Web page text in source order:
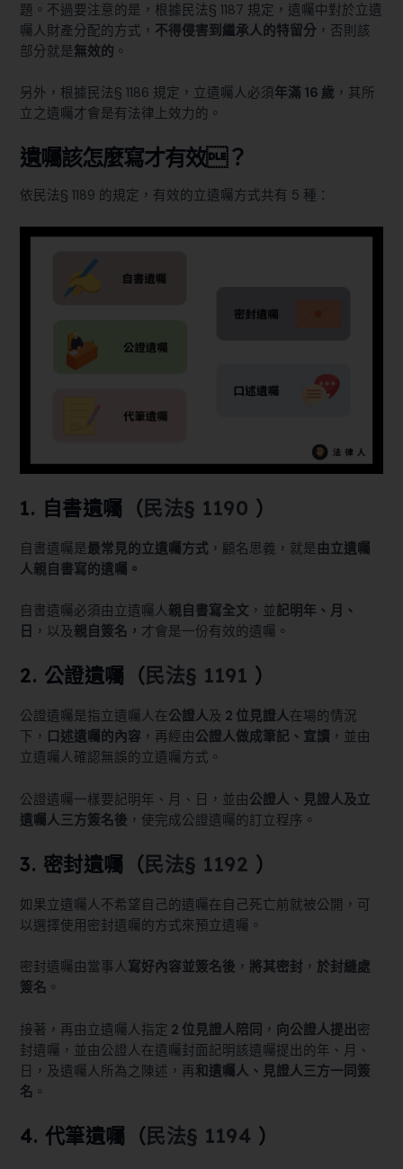
題。不過要注意的是，根據 民法§ 1187 規定，遺囑中對於立遺
囑人財產分配的方式， 不得侵害到繼承人的特留分 ，否則該
部分就是無效的 。
另外，根據 民法§ 1186 規定，立遺囑人必須年滿 16 歲 ，其所
立之遺囑才會是有法律上效力的。
遺囑該怎麼寫才有效？
依 民法§ 1189 的規定，有效的立遺囑方式共有 5 種：
1. 自書遺囑（民法§ 1190 ）
自書遺囑是最常見的立遺囑方式 ，顧名思義，就是由立遺囑
人親自書寫的遺囑。
自書遺囑必須由立遺囑人親自書寫全文 ，並記明年、月、
日 ，以及親自簽名， 才會是一份有效的遺囑。
2. 公證遺囑（民法§ 1191 ）
公證遺囑是指立遺囑人在公證人及 2 位見證人在場的情況
下， 口述遺囑的內容 ，再經由公證人做成筆記、宣讀 ，並由
立遺囑人確認無誤的立遺囑方式。
公證遺囑一樣要記明年、月、日，並由公證人、見證人及立
遺囑人三方簽名後 ，使完成公證遺囑的訂立程序。
3. 密封遺囑（民法§ 1192 ）
如果立遺囑人不希望自己的遺囑在自己死亡前就被公開，可
以選擇使用密封遺囑的方式來預立遺囑。
密封遺囑由當事人寫好內容並簽名後 ， 將其密封 ， 於封縫處
簽名 。
接著，再由立遺囑人指定 2 位見證人陪同 ， 向公證人提出 密
封遺囑，並由公證人在遺囑封面記明該遺囑提出的年、月、
日，及遺囑人所為之陳述，再和遺囑人、見證人三方一同簽
名 。
4. 代筆遺囑（民法§ 1194 ）